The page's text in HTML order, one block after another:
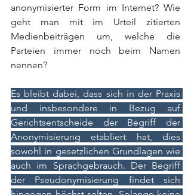
anonymisierter Form im Internet? Wie
geht man mit im Urteil zitierten
Medienbeiträgen um, welche die
Parteien immer noch beim Namen
nennen?
Es bleibt dabei, dass sich in der Praxis
und insbesondere in Bezug auf
Gerichtsentscheide der Begriff der
Anonymisierung etabliert hat, dies
sowohl in gesetzlichen Grundlagen wie
auch im Sprachgebrauch. Der Begriff
der Pseudonymisierung findet sich